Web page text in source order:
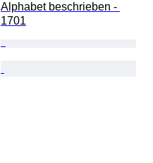
Alphabet beschrieben -
1701